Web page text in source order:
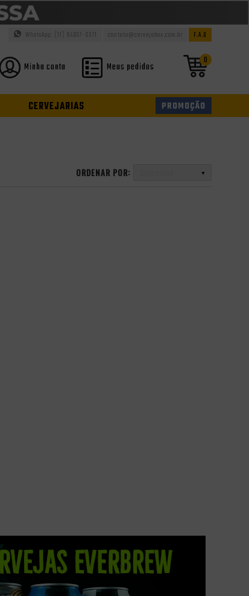
F.A.Q
contato@cervejabox.com.br
WhatsApp: (11) 94937-0371
0
Minha conta Meus pedidos
CERVEJARIAS PROMOÇÃO
ORDENAR POR: